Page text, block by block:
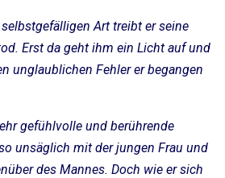
Art treibt er seine
Erst da geht ihm ein Licht auf und
unglaublichen Fehler er begangen
gefühlvolle und berührende
unsäglich mit der jungen Frau und
des Mannes. Doch wie er sich